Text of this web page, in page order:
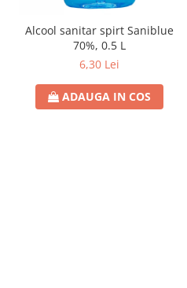
Alcool sanitar spirt Saniblue
70%, 0.5 L
6,30 Lei
ADAUGA IN COS